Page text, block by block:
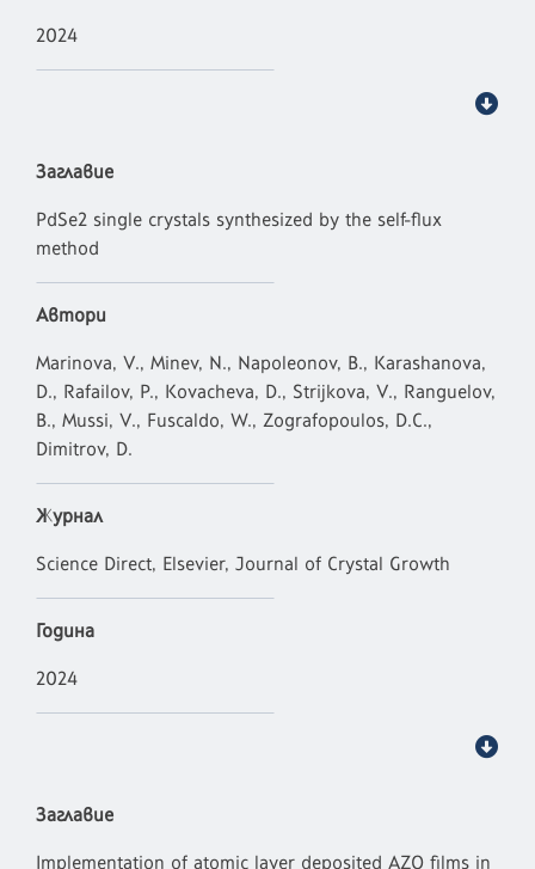
2024
Заглавие
PdSe2 single crystals synthesized by the self-flux
method
Автори
Marinova, V., Minev, N., Napoleonov, B., Karashanova,
D., Rafailov, P., Kovacheva, D., Strijkova, V., Ranguelov,
B., Mussi, V., Fuscaldo, W., Zografopoulos, D.C.,
Dimitrov, D.
Журнал
Science Direct, Elsevier, Journal of Crystal Growth
Година
2024
Заглавие
Implementation of atomic layer deposited AZO films in